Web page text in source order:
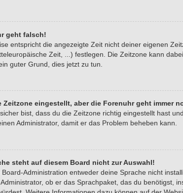
geht falsch!
entspricht die angezeigte Zeit nicht deiner eigenen
Zeit, ...) festlegen. Die Zeitzone kann
guter Grund, dies jetzt zu tun.
Zeitzone eingestellt, aber die Forenuhr geht immer
bist, dass du die Zeitzone richtig eingestellt hast
Administrator, damit er das Problem beheben kann.
steht auf diesem Board nicht zur Auswahl!
Board-Administration entweder deine Sprache nicht
ob er das Sprachpaket, das du benötigst,